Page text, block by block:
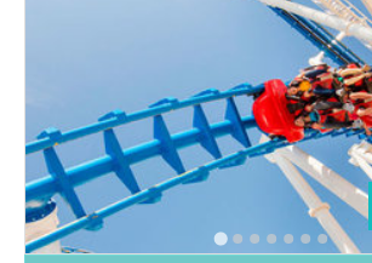
Valencia Vitoria